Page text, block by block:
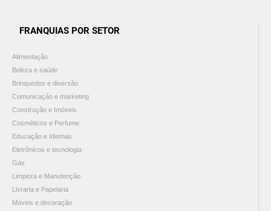
FRANQUIAS POR SETOR
Alimentação
Beleza e saúde
Brinquedos e diversão
Comunicação e marketing
Construção e Imóveis
Cosméticos e Perfume
Educação e Idiomas
Eletrônicos e tecnologia
Gás
Limpeza e Manutenção
Livraria e Papelaria
Móveis e decoração